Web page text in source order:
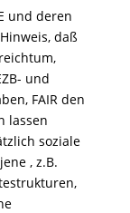
und deren
daß
und
FAIR den
lassen
soziale
, z.B.